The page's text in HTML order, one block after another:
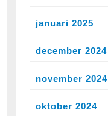
januari 2025
december 2024
november 2024
oktober 2024